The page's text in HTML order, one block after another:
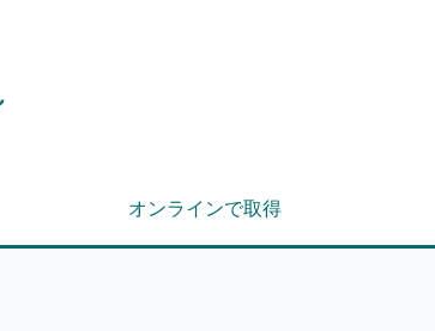
オンラインで取得